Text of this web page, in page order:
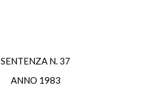
SENTENZA N. 37
ANNO 1983